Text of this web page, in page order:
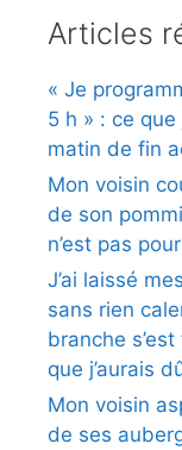
Articles
« Je
5 h » : ce que
matin de fin
Mon voisin
de son
n’est pas
J’ai laissé
sans rien
branche
que j’aurais
Mon voisin
de ses